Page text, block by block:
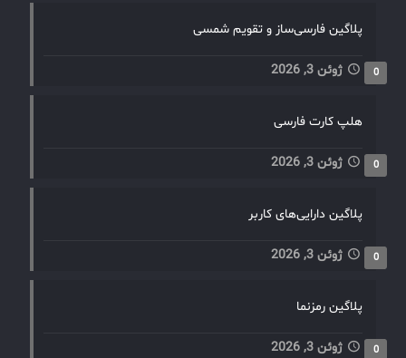
پلاگین فارسی‌ساز و تقویم شمسی
ژوئن 3, 2026 0
هلپ کارت فارسی
ژوئن 3, 2026 0
پلاگین دارایی‌های کاربر
ژوئن 3, 2026 0
پلاگین رمزنما
ژوئن 3, 2026 0